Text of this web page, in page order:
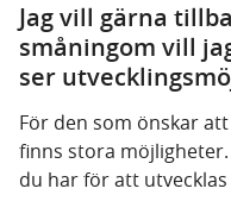
Jag vill gärna
småningom vill
ser
För den som önskar
finns stora
du har för att